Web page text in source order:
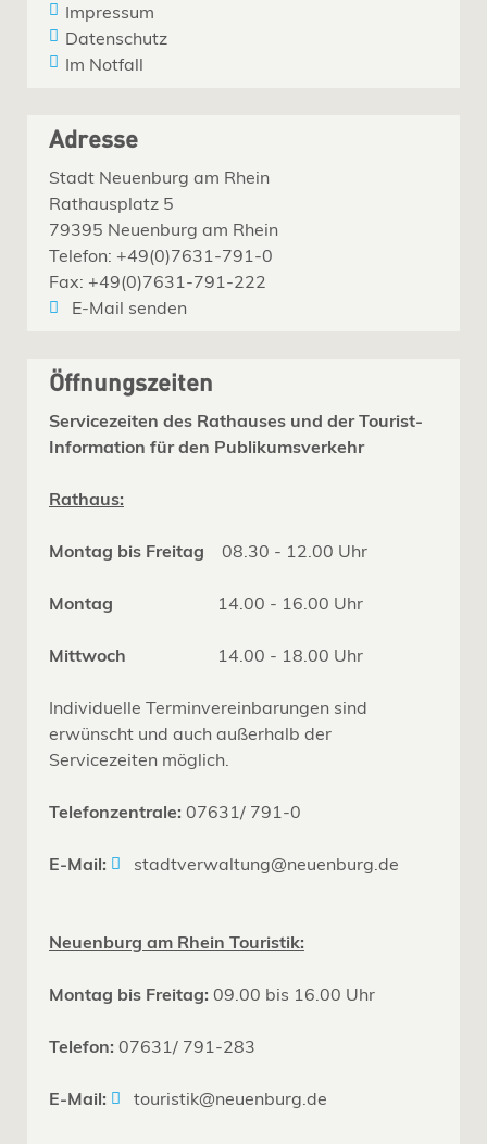
Impressum
Datenschutz
Im Notfall
Adresse
Stadt Neuenburg am Rhein
Rathausplatz 5
79395 Neuenburg am Rhein
Telefon: +49(0)7631-791-0
Fax: +49(0)7631-791-222
E-Mail senden
Öffnungszeiten
Servicezeiten des Rathauses und der Tourist-
Information für den Publikumsverkehr
Rathaus:
Montag bis Freitag 08.30 - 12.00 Uhr
Montag 14.00 - 16.00 Uhr
Mittwoch 14.00 - 18.00 Uhr
Individuelle Terminvereinbarungen sind
erwünscht und auch außerhalb der
Servicezeiten möglich.
Telefonzentrale: 07631/ 791-0
E-Mail: stadtverwaltung@neuenburg.de
Neuenburg am Rhein Touristik:
Montag bis Freitag: 09.00 bis 16.00 Uhr
Telefon: 07631/ 791-283
E-Mail: touristik@neuenburg.de